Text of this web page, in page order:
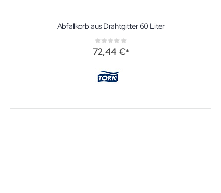
Abfallkorb aus Drahtgitter 60 Liter
Rating:
0%
72,44 €